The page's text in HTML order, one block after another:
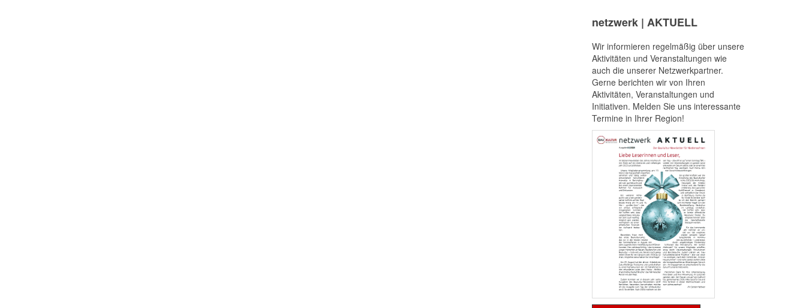
netzwerk | AKTUELL
Wir informieren regelmäßig über unsere
Aktivitäten und Veranstaltungen wie
auch die unserer Netzwerkpartner.
Gerne berichten wir von Ihren
Aktivitäten, Veranstaltungen und
Initiativen. Melden Sie uns interessante
Termine in Ihrer Region!